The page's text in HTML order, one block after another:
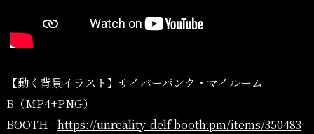
【動く背景イラスト】サイバーパンク・マイルーム
B（MP4+PNG）
BOOTH : https://unreality-delf.booth.pm/items/350483